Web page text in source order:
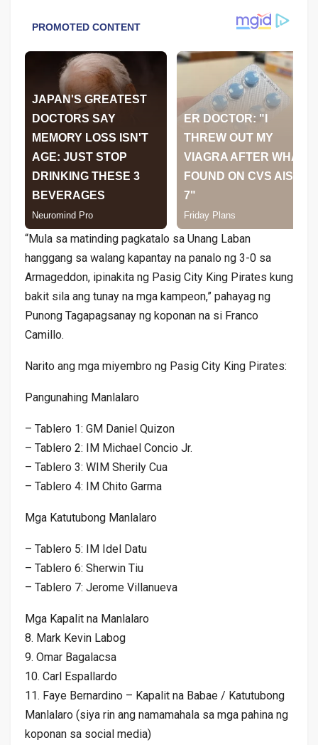
“Mula sa matinding pagkatalo sa Unang Laban
hanggang sa walang kapantay na panalo ng 3-0 sa
Armageddon, ipinakita ng Pasig City King Pirates kung
bakit sila ang tunay na mga kampeon,” pahayag ng
Punong Tagapagsanay ng koponan na si Franco
Camillo.
Narito ang mga miyembro ng Pasig City King Pirates:
Pangunahing Manlalaro
– Tablero 1: GM Daniel Quizon
– Tablero 2: IM Michael Concio Jr.
– Tablero 3: WIM Sherily Cua
– Tablero 4: IM Chito Garma
Mga Katutubong Manlalaro
– Tablero 5: IM Idel Datu
– Tablero 6: Sherwin Tiu
– Tablero 7: Jerome Villanueva
Mga Kapalit na Manlalaro
8. Mark Kevin Labog
9. Omar Bagalacsa
10. Carl Espallardo
11. Faye Bernardino – Kapalit na Babae / Katutubong
Manlalaro (siya rin ang namamahala sa mga pahina ng
koponan sa social media)